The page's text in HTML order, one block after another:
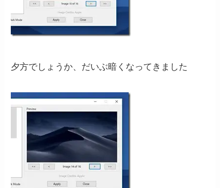
夕方でしょうか、だいぶ暗くなってきました